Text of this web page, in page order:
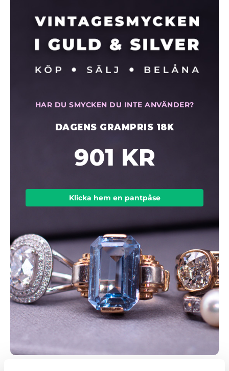
HAR DU SMYCKEN DU INTE ANVÄNDER?
DAGENS GRAMPRIS 18K
901 KR
Klicka hem en pantpåse